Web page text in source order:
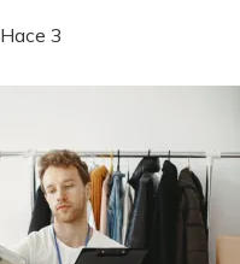
Hace 3